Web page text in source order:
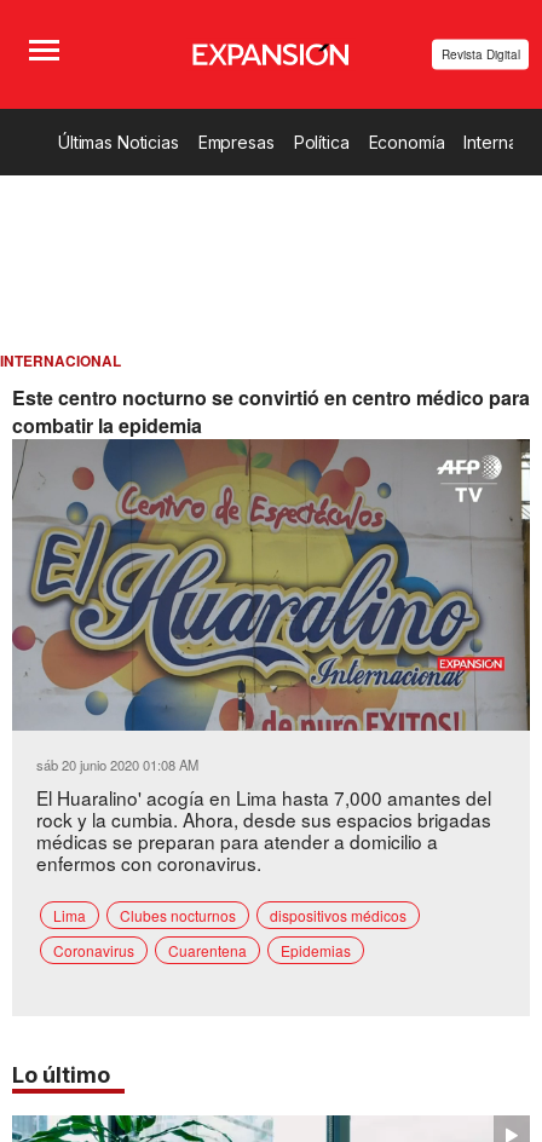
Revista Digital
Últimas Noticias Empresas Política Economía
INTERNACIONAL
Este centro nocturno se convirtió en centro médico para
combatir la epidemia
Unmute Loaded:
37.05%
sáb 20 junio 2020 01:08 AM
El Huaralino' acogía en Lima hasta 7,000 amantes del
rock y la cumbia. Ahora, desde sus espacios brigadas
médicas se preparan para atender a domicilio a
enfermos con coronavirus.
Lima Clubes nocturnos
dispositivos médicos
Coronavirus
Cuarentena Epidemias
Lo último